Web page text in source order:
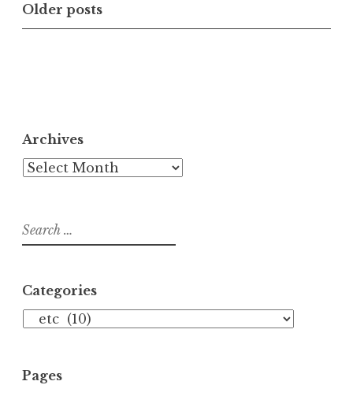
Posts
navigation
Older posts
Archives
Archives
Search
for:
Categories
Categories
Pages